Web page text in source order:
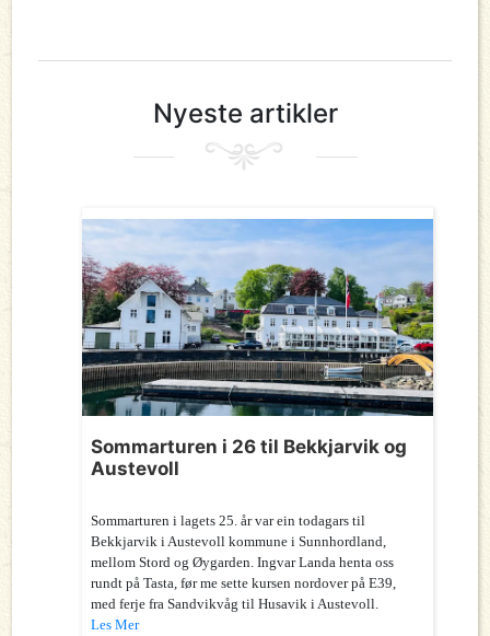
Nyeste artikler
Sommarturen i 26 til Bekkjarvik og
Austevoll
Sommarturen i lagets 25. år var ein todagars til
Bekkjarvik i Austevoll kommune i Sunnhordland,
mellom Stord og Øygarden. Ingvar Landa henta oss
rundt på Tasta, før me sette kursen nordover på E39,
med ferje fra Sandvikvåg til Husavik i Austevoll.
Les Mer